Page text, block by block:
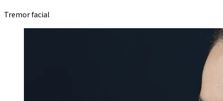
Tremor facial